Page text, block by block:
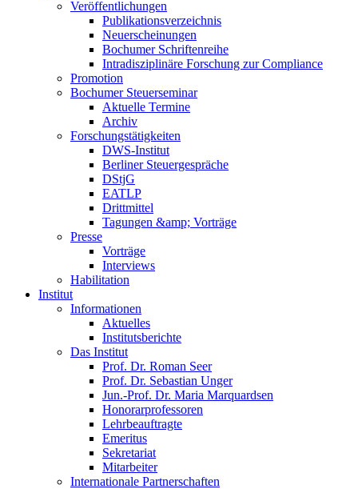
Veröffentlichungen
Publikationsverzeichnis
Neuerscheinungen
Bochumer Schriftenreihe
Intradisziplinäre Forschung zur Compliance
Promotion
Bochumer Steuerseminar
Aktuelle Termine
Archiv
Forschungstätigkeiten
DWS-Institut
Berliner Steuergespräche
DStjG
EATLP
Drittmittel
Tagungen &amp; Vorträge
Presse
Vorträge
Interviews
Habilitation
Institut
Informationen
Aktuelles
Institutsberichte
Das Institut
Prof. Dr. Roman Seer
Prof. Dr. Sebastian Unger
Jun.-Prof. Dr. Maria Marquardsen
Honorarprofessoren
Lehrbeauftragte
Emeritus
Sekretariat
Mitarbeiter
Internationale Partnerschaften